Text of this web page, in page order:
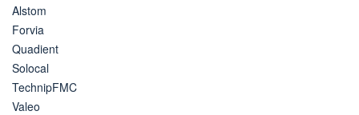
Alstom
Forvia
Quadient
Solocal
TechnipFMC
Valeo